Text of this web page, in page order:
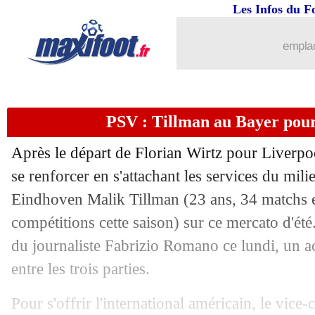
Les Infos du
PSV : Tillman au Bayer
Après le départ de Florian Wirtz pour
se renforcer en s'attachant les services du
Eindhoven Malik Tillman (23 ans, 34 matchs
compétitions cette saison) sur ce mercato
du journaliste Fabrizio Romano ce lundi, un
entre les trois parties.
Pour s'offrir l'international américain, le vice-
: Pogba justifie sa décision
30/06 OM: le Spartak, la raison du refus
: Giroud argumente son choix
30/06 Barça: le deal Nico Williams en
30/06 Man City: l'Allemagne s'arrache
30/06 PSG: Dembélé encense Neves
30/06 : Smit, la surprise de l'été ?